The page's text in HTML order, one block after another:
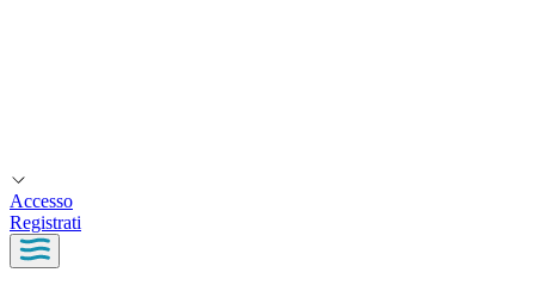
Accesso
Registrati